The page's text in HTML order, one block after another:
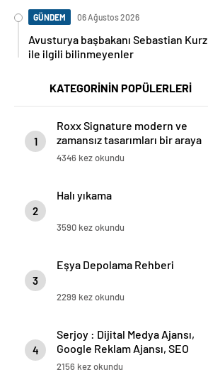
GÜNDEM 06 Ağustos 2026
Avusturya başbakanı Sebastian Kurz
ile ilgili bilinmeyenler
KATEGORİNİN POPÜLERLERİ
1
Roxx Signature modern ve
zamansız tasarımları bir araya
getiriyor
4346 kez okundu
2
Halı yıkama
3590 kez okundu
3
Eşya Depolama Rehberi
2299 kez okundu
4
Serjoy : Dijital Medya Ajansı,
Google Reklam Ajansı, SEO
Ajansı ve Web Tasarım Ajansı
2156 kez okundu